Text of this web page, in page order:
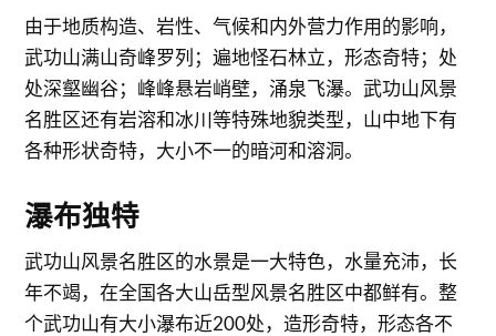
由于地质构造、岩性、气候和内外营力作用的影响，
武功山满山奇峰罗列；遍地怪石林立，形态奇特；处
处深壑幽谷；峰峰悬岩峭壁，涌泉飞瀑。武功山风景
名胜区还有岩溶和冰川等特殊地貌类型，山中地下有
各种形状奇特，大小不一的暗河和溶洞。
瀑布独特
武功山风景名胜区的水景是一大特色，水量充沛，长
年不竭，在全国各大山岳型风景名胜区中都鲜有。整
个武功山有大小瀑布近200处，造形奇特，形态各不